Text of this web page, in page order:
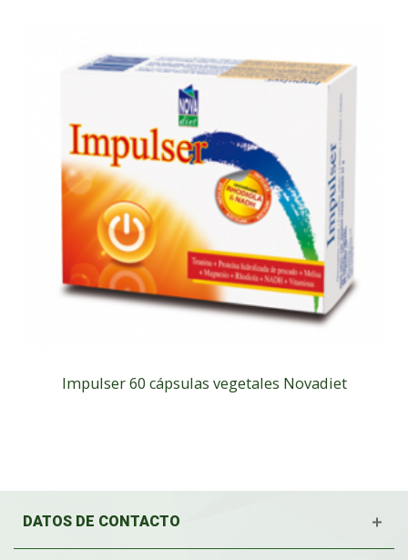
Impulser 60 cápsulas vegetales Novadiet
DATOS DE CONTACTO